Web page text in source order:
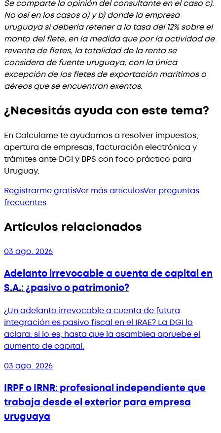
Se comparte la opinión del consultante en el caso c).
No así en los casos a) y b) donde la empresa
uruguaya si debería retener a la tasa del 12% sobre el
monto del flete, en la medida que por la actividad de
reventa de fletes, la totalidad de la renta se
considera de fuente uruguaya, con la única
excepción de los fletes de exportación marítimos o
aéreos que se encuentran exentos.
¿Necesitás ayuda con este tema?
En Calculame te ayudamos a resolver impuestos,
apertura de empresas, facturación electrónica y
trámites ante DGI y BPS con foco práctico para
Uruguay.
Registrarme gratisVer más artículosVer preguntas
frecuentes
Artículos relacionados
03 ago. 2026
Adelanto irrevocable a cuenta de capital en
S.A.: ¿pasivo o patrimonio?
¿Un adelanto irrevocable a cuenta de futura
integración es pasivo fiscal en el IRAE? La DGI lo
aclara: sí lo es, hasta que la asamblea apruebe el
aumento de capital.
03 ago. 2026
IRPF o IRNR: profesional independiente que
trabaja desde el exterior para empresa
uruguaya